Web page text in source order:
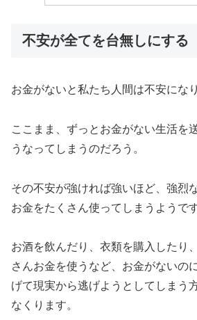
不安が全てを台無しにする
お金がないと私たち人間は不安にな
ここまま、ずっとお金がない生活を
うなってしまうのだろう。
その不安が強ければ強いほど、強烈
お金をたくさん使ってしまうようです
お酒を飲んだり、衣類を購入したり
さんお金を使うなど、お金がないの
げて現実から逃げようとしてしまう
なくります。